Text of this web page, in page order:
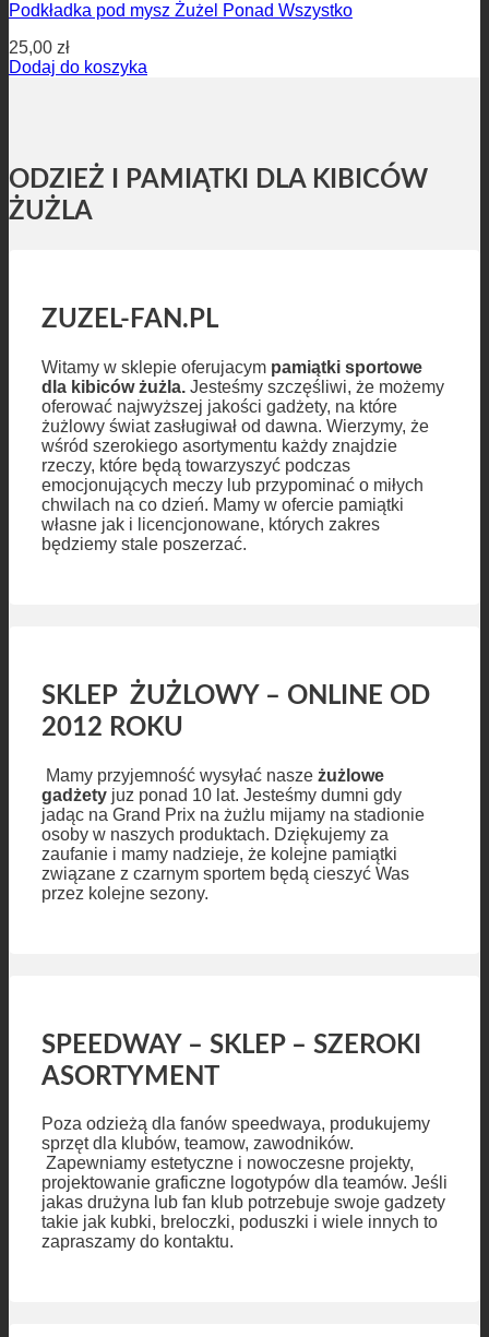
Podkładka pod mysz Żużel Ponad Wszystko
25,00 zł
Dodaj do koszyka
ODZIEŻ I PAMIĄTKI DLA KIBICÓW
ŻUŻLA
ZUZEL-FAN.PL
Witamy w sklepie oferujacym pamiątki sportowe
dla kibiców żużla. Jesteśmy szczęśliwi, że możemy
oferować najwyższej jakości gadżety, na które
żużlowy świat zasługiwał od dawna. Wierzymy, że
wśród szerokiego asortymentu każdy znajdzie
rzeczy, które będą towarzyszyć podczas
emocjonujących meczy lub przypominać o miłych
chwilach na co dzień. Mamy w ofercie pamiątki
własne jak i licencjonowane, których zakres
będziemy stale poszerzać.
SKLEP ŻUŻLOWY – ONLINE OD
2012 ROKU
Mamy przyjemność wysyłać nasze żużlowe
gadżety juz ponad 10 lat. Jesteśmy dumni gdy
jadąc na Grand Prix na żużlu mijamy na stadionie
osoby w naszych produktach. Dziękujemy za
zaufanie i mamy nadzieje, że kolejne pamiątki
związane z czarnym sportem będą cieszyć Was
przez kolejne sezony.
SPEEDWAY – SKLEP – SZEROKI
ASORTYMENT
Poza odzieżą dla fanów speedwaya, produkujemy
sprzęt dla klubów, teamow, zawodników.
Zapewniamy estetyczne i nowoczesne projekty,
projektowanie graficzne logotypów dla teamów. Jeśli
jakas drużyna lub fan klub potrzebuje swoje gadzety
takie jak kubki, breloczki, poduszki i wiele innych to
zapraszamy do kontaktu.